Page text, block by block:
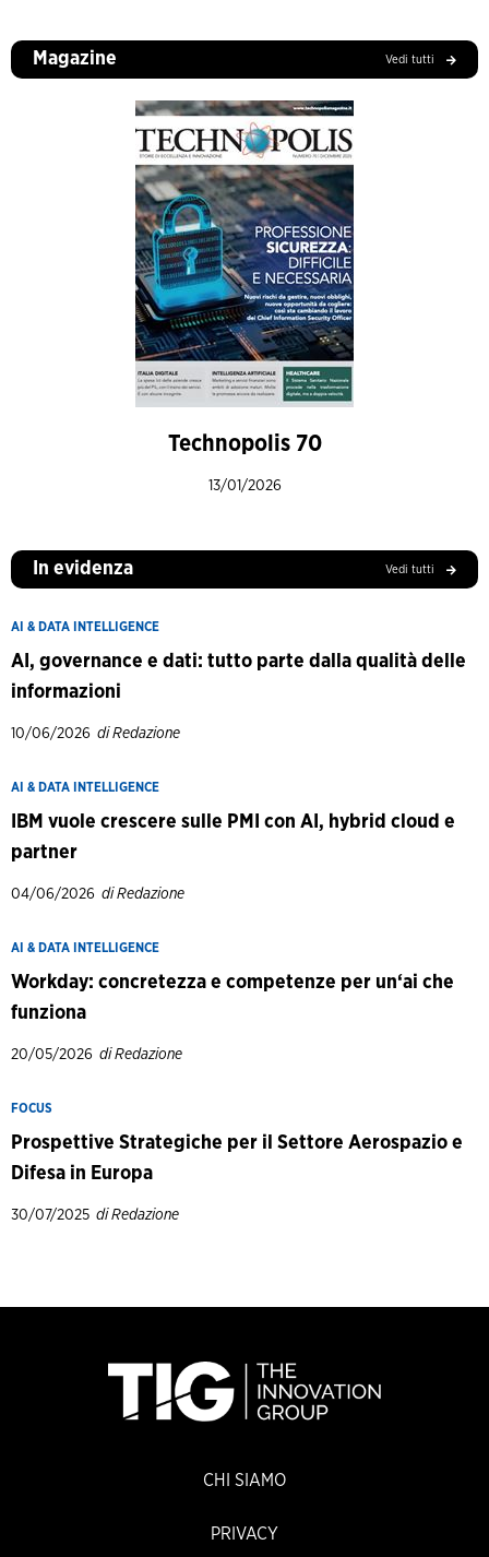
Magazine Vedi tutti
Technopolis 70
13/01/2026
In evidenza Vedi tutti
AI & DATA INTELLIGENCE
AI, governance e dati: tutto parte dalla qualità delle
informazioni
10/06/2026 di Redazione
AI & DATA INTELLIGENCE
IBM vuole crescere sulle PMI con AI, hybrid cloud e
partner
04/06/2026 di Redazione
AI & DATA INTELLIGENCE
Workday: concretezza e competenze per un‘ai che
funziona
20/05/2026 di Redazione
FOCUS
Prospettive Strategiche per il Settore Aerospazio e
Difesa in Europa
30/07/2025 di Redazione
CHI SIAMO
PRIVACY